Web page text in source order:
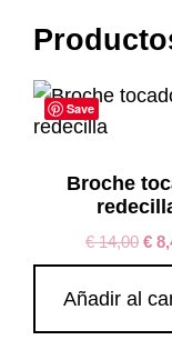
Save
Broche
€14,00 €
Añadir al